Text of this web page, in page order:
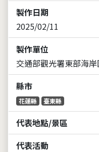
製作日期
2025/02/11
製作單位
交通部觀光署東部海
縣市
花蓮縣 臺東縣
代表地點/景區
代表活動